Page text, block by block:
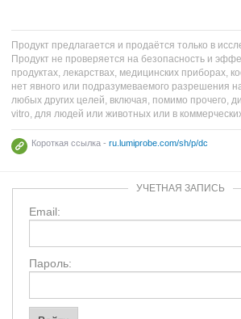
Продукт предлагается и продаётся только в
Продукт не проверяется на безопасность и
продуктах, лекарствах, медицинских приборах,
нет явного или подразумеваемого разрешения
любых других целей, включая, помимо прочего,
vitro, для людей или животных или в
Короткая ссылка - ru.lumiprobe.com/sh/p/dc
УЧЕТНАЯ ЗАПИСЬ
Email:
Пароль: